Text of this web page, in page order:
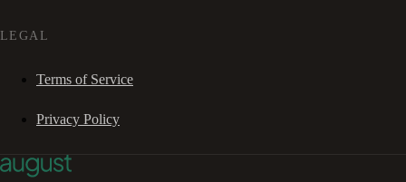
LEGAL
Terms of Service
Privacy Policy